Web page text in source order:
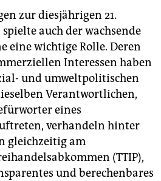
zur diesjährigen 21.
auch der wachsende
eine wichtige Rolle. Deren
Interessen haben
und umweltpolitischen
Verantwortlichen,
eines
verhandeln hinter
gleichzeitig am
(TTIP),
und berechenbares